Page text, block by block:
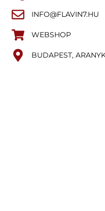
INFO@FLAVIN7.HU
WEBSHOP
BUDAPEST,